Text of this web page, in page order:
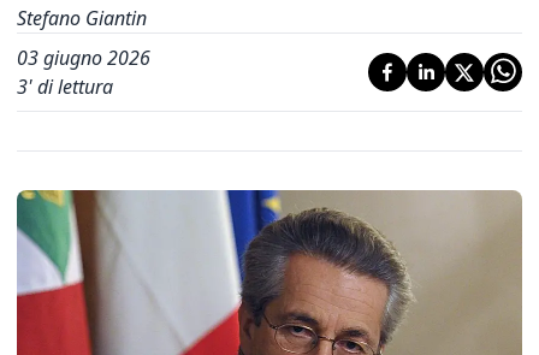
Stefano Giantin
03 giugno 2026
3' di lettura